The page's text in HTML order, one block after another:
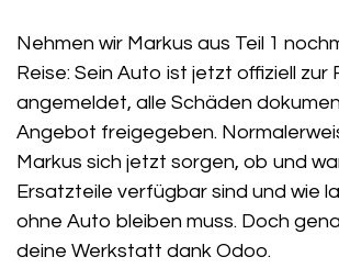
Nehmen wir Markus aus Teil 1
Reise: Sein Auto ist jetzt offiziell zur
angemeldet, alle Schäden
Angebot freigegeben.
Markus sich jetzt sorgen, ob und
Ersatzteile verfügbar sind und wie
ohne Auto bleiben muss. Doch
deine Werkstatt dank Odoo.